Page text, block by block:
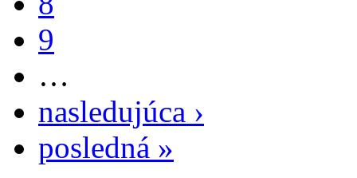
9
…
nasledujúca ›
posledná »